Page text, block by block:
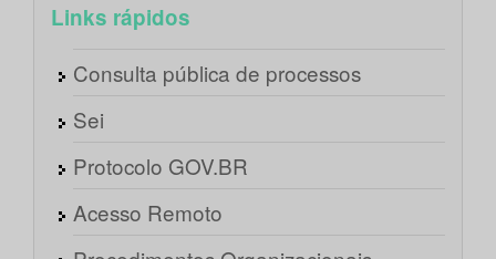
Links rápidos
Consulta pública de processos
Sei
Protocolo GOV.BR
Acesso Remoto